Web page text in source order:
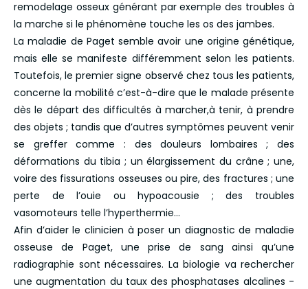
remodelage osseux générant par exemple des troubles à
la marche si le phénomène touche les os des jambes.
La maladie de Paget semble avoir une origine génétique,
mais elle se manifeste différemment selon les patients.
Toutefois, le premier signe observé chez tous les patients,
concerne la mobilité c’est-à-dire que le malade présente
dès le départ des difficultés à marcher,à tenir, à prendre
des objets ; tandis que d’autres symptômes peuvent venir
se greffer comme : des douleurs lombaires ; des
déformations du tibia ; un élargissement du crâne ; une,
voire des fissurations osseuses ou pire, des fractures ; une
perte de l’ouie ou hypoacousie ; des troubles
vasomoteurs telle l’hyperthermie…
Afin d’aider le clinicien à poser un diagnostic de maladie
osseuse de Paget, une prise de sang ainsi qu’une
radiographie sont nécessaires. La biologie va rechercher
une augmentation du taux des phosphatases alcalines -